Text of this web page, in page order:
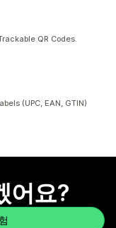
QR Codes.
(UPC, EAN, GTIN)
어요?